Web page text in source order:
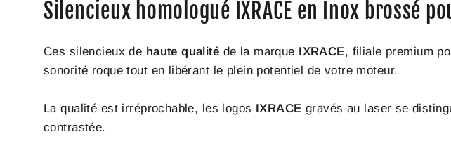
Silencieux homologué IXRACE en Inox brossé
Ces silencieux de haute qualité de la marque IXRACE, filiale premium
sonorité roque tout en libérant le plein potentiel de votre moteur.
La qualité est irréprochable, les logos IXRACE gravés au laser se
contrastée.